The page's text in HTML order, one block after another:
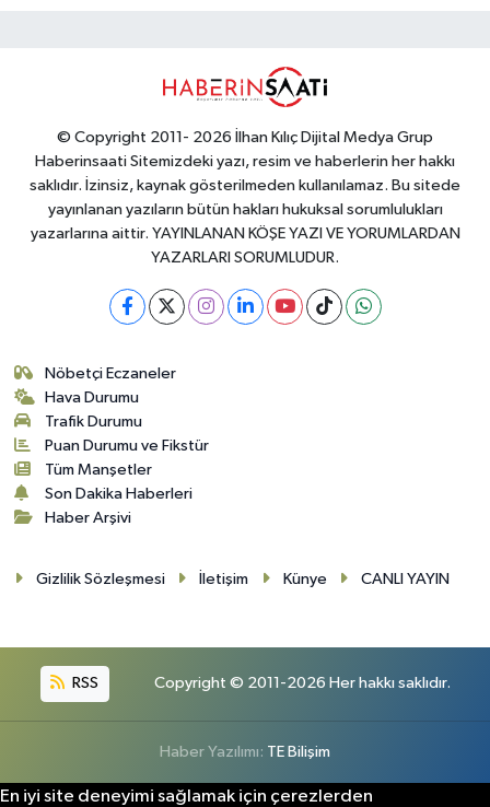
© Copyright 2011- 2026 İlhan Kılıç Dijital Medya Grup
Haberinsaati Sitemizdeki yazı, resim ve haberlerin her hakkı
saklıdır. İzinsiz, kaynak gösterilmeden kullanılamaz. Bu sitede
yayınlanan yazıların bütün hakları hukuksal sorumlulukları
yazarlarına aittir. YAYINLANAN KÖŞE YAZI VE YORUMLARDAN
YAZARLARI SORUMLUDUR.
Nöbetçi Eczaneler
Hava Durumu
Trafik Durumu
Puan Durumu ve Fikstür
Tüm Manşetler
Son Dakika Haberleri
Haber Arşivi
Gizlilik Sözleşmesi İletişim Künye CANLI YAYIN
RSS Copyright © 2011-2026 Her hakkı saklıdır.
Haber Yazılımı: TE Bilişim
En iyi site deneyimi sağlamak için çerezlerden